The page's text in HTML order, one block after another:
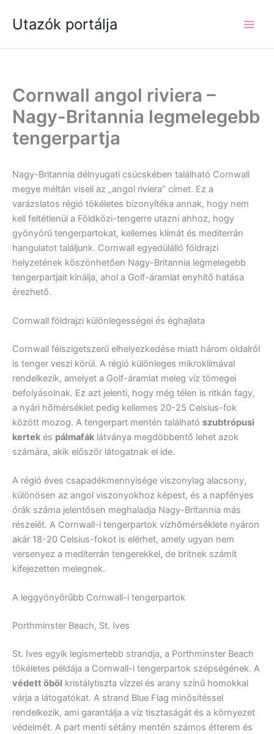
Utazók portálja
Cornwall angol riviera –
Nagy-Britannia legmelegebb
tengerpartja
Nagy-Britannia délnyugati csücskében található Cornwall
megye méltán viseli az „angol riviera” címet. Ez a
varázslatos régió tökéletes bizonyítéka annak, hogy nem
kell feltétlenül a Földközi-tengerre utazni ahhoz, hogy
gyönyörű tengerpartokat, kellemes klímát és mediterrán
hangulatot találjunk. Cornwall egyedülálló földrajzi
helyzetének köszönhetően Nagy-Britannia legmelegebb
tengerpartjait kínálja, ahol a Golf-áramlat enyhítő hatása
érezhető.
Cornwall földrajzi különlegességei és éghajlata
Cornwall félszigetszerű elhelyezkedése miatt három oldalról
is tenger veszi körül. A régió különleges mikroklímával
rendelkezik, amelyet a Golf-áramlat meleg víz tömegei
befolyásolnak. Ez azt jelenti, hogy még télen is ritkán fagy,
a nyári hőmérséklet pedig kellemes 20-25 Celsius-fok
között mozog. A tengerpart mentén található szubtrópusi
kertek és pálmafák látványa megdöbbentő lehet azok
számára, akik először látogatnak el ide.
A régió éves csapadékmennyisége viszonylag alacsony,
különösen az angol viszonyokhoz képest, és a napfényes
órák száma jelentősen meghaladja Nagy-Britannia más
részeiét. A Cornwall-i tengerpartok vízhőmérséklete nyáron
akár 18-20 Celsius-fokot is elérhet, amely ugyan nem
versenyez a mediterrán tengerekkel, de britnek számít
kifejezetten melegnek.
A leggyönyörűbb Cornwall-i tengerpartok
Porthminster Beach, St. Ives
St. Ives egyik legismertebb strandja, a Porthminster Beach
tökéletes példája a Cornwall-i tengerpartok szépségének. A
védett öböl kristálytiszta vízzel és arany színű homokkal
várja a látogatókat. A strand Blue Flag minősítéssel
rendelkezik, ami garantálja a víz tisztaságát és a környezet
védelmét. A part menti sétány mentén számos étterem és